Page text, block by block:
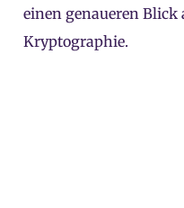
einen genaueren
Kryptographie.